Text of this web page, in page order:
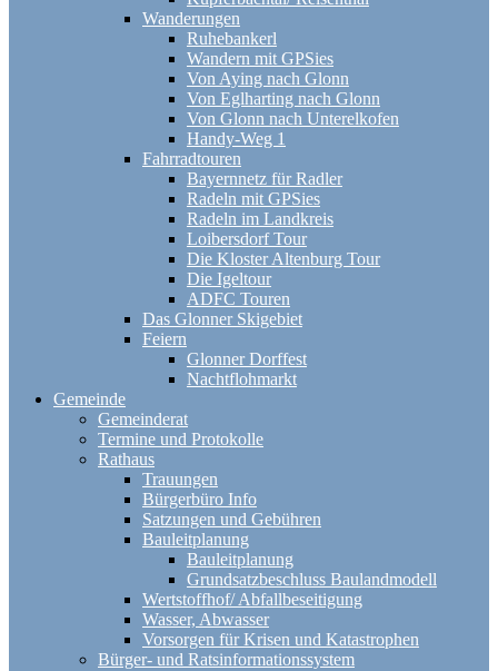
Wanderungen
Ruhebankerl
Wandern mit GPSies
Von Aying nach Glonn
Von Eglharting nach Glonn
Von Glonn nach Unterelkofen
Handy-Weg 1
Fahrradtouren
Bayernnetz für Radler
Radeln mit GPSies
Radeln im Landkreis
Loibersdorf Tour
Die Kloster Altenburg Tour
Die Igeltour
ADFC Touren
Das Glonner Skigebiet
Feiern
Glonner Dorffest
Nachtflohmarkt
Gemeinde
Gemeinderat
Termine und Protokolle
Rathaus
Trauungen
Bürgerbüro Info
Satzungen und Gebühren
Bauleitplanung
Bauleitplanung
Grundsatzbeschluss Baulandmodell
Wertstoffhof/ Abfallbeseitigung
Wasser, Abwasser
Vorsorgen für Krisen und Katastrophen
Bürger- und Ratsinformationssystem